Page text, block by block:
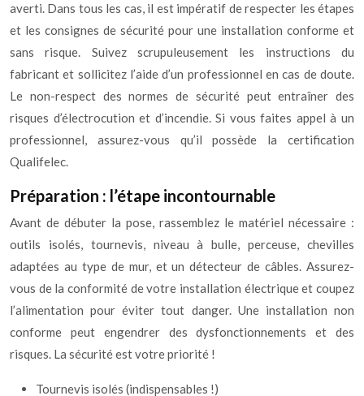
averti. Dans tous les cas, il est impératif de respecter les étapes
et les consignes de sécurité pour une installation conforme et
sans risque. Suivez scrupuleusement les instructions du
fabricant et sollicitez l’aide d’un professionnel en cas de doute.
Le non-respect des normes de sécurité peut entraîner des
risques d’électrocution et d’incendie. Si vous faites appel à un
professionnel, assurez-vous qu’il possède la certification
Qualifelec.
Préparation : l’étape incontournable
Avant de débuter la pose, rassemblez le matériel nécessaire :
outils isolés, tournevis, niveau à bulle, perceuse, chevilles
adaptées au type de mur, et un détecteur de câbles. Assurez-
vous de la conformité de votre installation électrique et coupez
l’alimentation pour éviter tout danger. Une installation non
conforme peut engendrer des dysfonctionnements et des
risques. La sécurité est votre priorité !
Tournevis isolés (indispensables !)